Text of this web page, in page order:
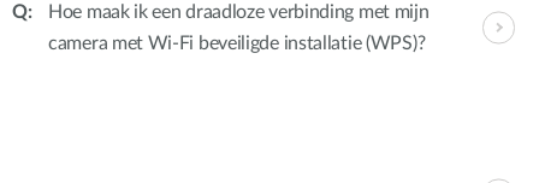
Hoe maak ik een draadloze verbinding met mijn
camera met Wi-Fi beveiligde installatie (WPS)?